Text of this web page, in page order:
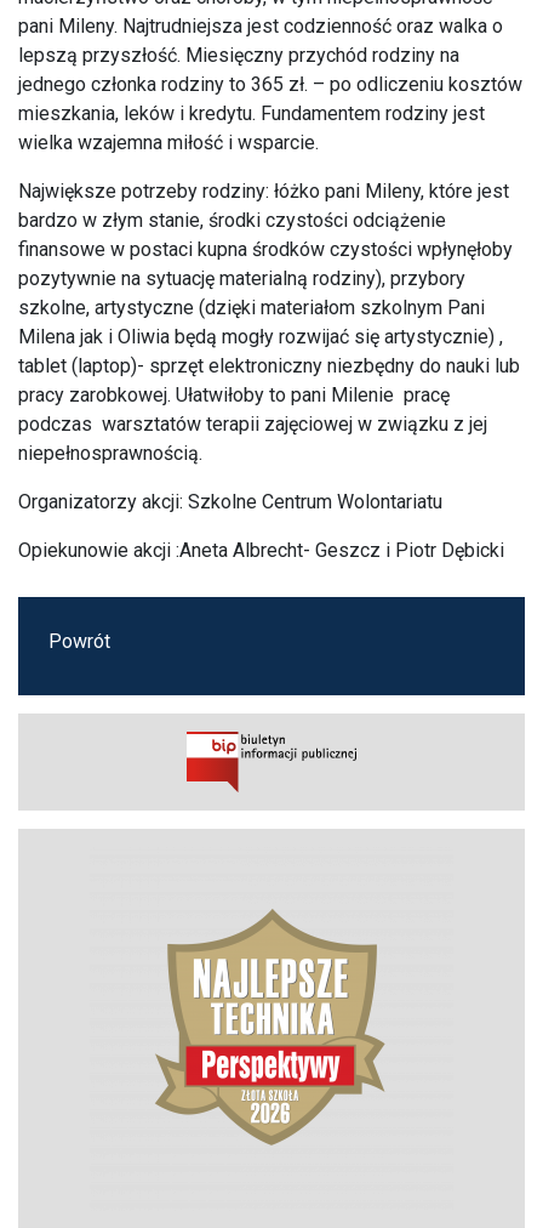
pani Mileny. Najtrudniejsza jest codzienność oraz walka o
lepszą przyszłość. Miesięczny przychód rodziny na
jednego członka rodziny to 365 zł. – po odliczeniu kosztów
mieszkania, leków i kredytu. Fundamentem rodziny jest
wielka wzajemna miłość i wsparcie.
Największe potrzeby rodziny: łóżko pani Mileny, które jest
bardzo w złym stanie, środki czystości odciążenie
finansowe w postaci kupna środków czystości wpłynęłoby
pozytywnie na sytuację materialną rodziny), przybory
szkolne, artystyczne (dzięki materiałom szkolnym Pani
Milena jak i Oliwia będą mogły rozwijać się artystycznie) ,
tablet (laptop)- sprzęt elektroniczny niezbędny do nauki lub
pracy zarobkowej. Ułatwiłoby to pani Milenie pracę
podczas warsztatów terapii zajęciowej w związku z jej
niepełnosprawnością.
Organizatorzy akcji: Szkolne Centrum Wolontariatu
Opiekunowie akcji :Aneta Albrecht- Geszcz i Piotr Dębicki
Powrót